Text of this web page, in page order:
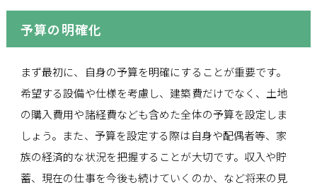
予算の明確化
まず最初に、自身の予算を明確にすることが重要です。
希望する設備や仕様を考慮し、建築費だけでなく、土地
の購入費用や諸経費なども含めた全体の予算を設定しま
しょう。また、予算を設定する際は自身や配偶者等、家
族の経済的な状況を把握することが大切です。収入や貯
蓄、現在の仕事を今後も続けていくのか、など将来の見